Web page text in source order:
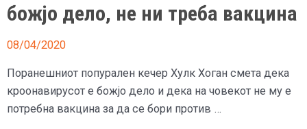
божјо дело, не ни треба вакцина
08/04/2020
Поранешниот попурален кечер Хулк Хоган смета дека
кроонавирусот е божјо дело и дека на човекот не му е
потребна вакцина за да се бори против …